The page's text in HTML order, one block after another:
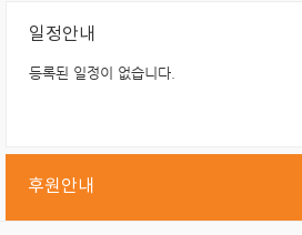
· 사랑의 5가지 언어
일정안내
등록된 일정이 없습니다.
후원안내